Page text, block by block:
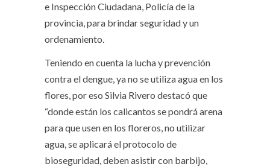
e Inspección Ciudadana, Policía de la
provincia, para brindar seguridad y un
ordenamiento.
Teniendo en cuenta la lucha y prevención
contra el dengue, ya no se utiliza agua en los
flores, por eso Silvia Rivero destacó que
“donde están los calicantos se pondrá arena
para que usen en los floreros, no utilizar
agua, se aplicará el protocolo de
bioseguridad, deben asistir con barbijo,